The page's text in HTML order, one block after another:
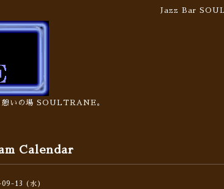
Jazz Bar
憩いの場 SOULTRANE。
Calendar
09-13 (水)